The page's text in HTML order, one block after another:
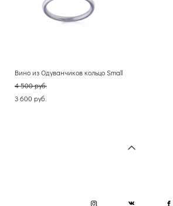
Вино из Oдуванчиков кольцо Small
4 500 pуб.
3 600 pуб.